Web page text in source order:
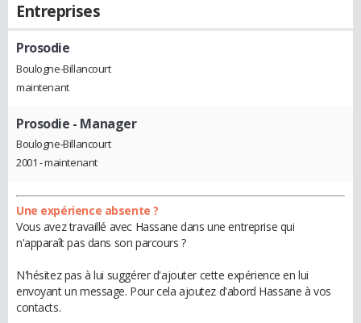
Entreprises
Prosodie
Boulogne-Billancourt
maintenant
Prosodie - Manager
Boulogne-Billancourt
2001 - maintenant
Une expérience absente ?
Vous avez travaillé avec Hassane dans une entreprise qui
n'apparaît pas dans son parcours ?
N'hésitez pas à lui suggérer d'ajouter cette expérience en lui
envoyant un message. Pour cela ajoutez d'abord Hassane à vos
contacts.